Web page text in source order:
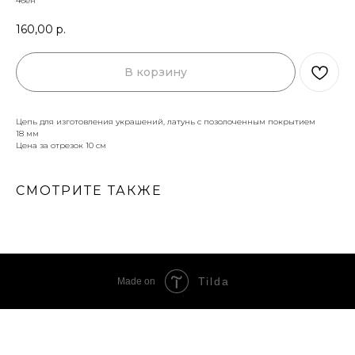
160,00 р.
В корзину
Цепь для изготовления украшений, латунь с позолоченным покрытием
18 мм
Цена за отрезок 10 см
СМОТРИТЕ ТАКЖЕ
Made on Tilda